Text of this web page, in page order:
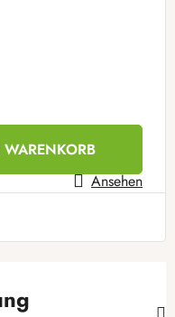
Ansehen